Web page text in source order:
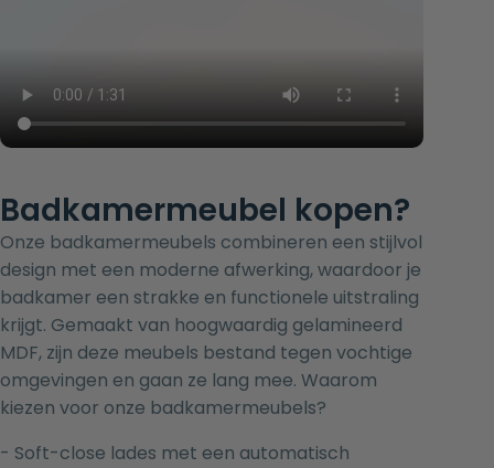
Badkamermeubel kopen?
Onze badkamermeubels combineren een stijlvol
design met een moderne afwerking, waardoor je
badkamer een strakke en functionele uitstraling
krijgt. Gemaakt van hoogwaardig gelamineerd
MDF, zijn deze meubels bestand tegen vochtige
omgevingen en gaan ze lang mee. Waarom
kiezen voor onze badkamermeubels?
- Soft-close lades met een automatisch